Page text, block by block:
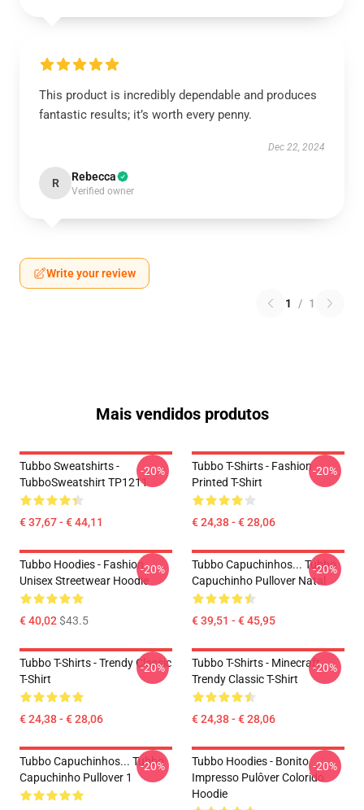
This product is incredibly dependable and produces
fantastic results; it’s worth every penny.
Dec 22, 2024
R Rebecca
Verified owner
Write your review
1 / 1
Mais vendidos produtos
Tubbo Sweatshirts -
TubboSweatshirt TP1211
€ 37,67 - € 44,11
-20%
Tubbo T-Shirts - Fashion
Printed T-Shirt
€ 24,38 - € 28,06
-20%
Tubbo Hoodies - Fashion
Unisex Streetwear Hoodie
€ 40,02$43.5
-20%
Tubbo Capuchinhos... Tubbo
Capuchinho Pullover Natal
€ 39,51 - € 45,95
-20%
Tubbo T-Shirts - Trendy Classic
T-Shirt
€ 24,38 - € 28,06
-20%
Tubbo T-Shirts - Minecraft
Trendy Classic T-Shirt
€ 24,38 - € 28,06
-20%
Tubbo Capuchinhos... Tubbo
Capuchinho Pullover 1
-20%
Tubbo Hoodies - Bonito
Impresso Pulôver Colorido
Hoodie
-20%